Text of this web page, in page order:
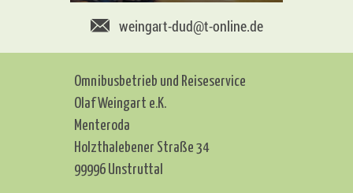
weingart-dud@t-online.de
Omnibusbetrieb und Reiseservice
Olaf Weingart e.K.
Menteroda
Holzthalebener Straße 34
99996 Unstruttal